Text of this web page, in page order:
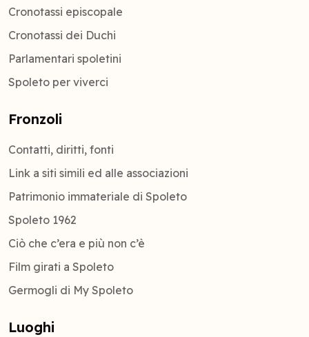
Cronotassi episcopale
Cronotassi dei Duchi
Parlamentari spoletini
Spoleto per viverci
Fronzoli
Contatti, diritti, fonti
Link a siti simili ed alle associazioni
Patrimonio immateriale di Spoleto
Spoleto 1962
Ciò che c’era e più non c’è
Film girati a Spoleto
Germogli di My Spoleto
Luoghi